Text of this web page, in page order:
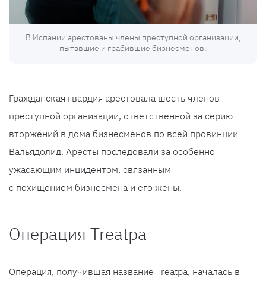
В Испании арестованы члены преступной организации,
пытавшие и грабившие бизнесменов.
Гражданская гвардия арестовала шесть членов
преступной организации, ответственной за серию
вторжений в дома бизнесменов по всей провинции
Вальядолид. Аресты последовали за особенно
ужасающим инцидентом, связанным
с похищением бизнесмена и его жены.
Операция Treatpa
Операция, получившая название Treatpa, началась в